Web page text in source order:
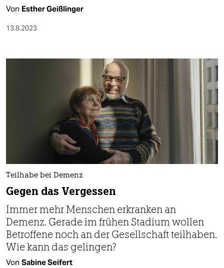
Von Esther Geißlinger
13.8.2023
Teilhabe bei Demenz
Gegen das Vergessen
Immer mehr Menschen erkranken an
Demenz. Gerade im frühen Stadium wollen
Betroffene noch an der Gesellschaft teilhaben.
Wie kann das gelingen?
Von Sabine Seifert